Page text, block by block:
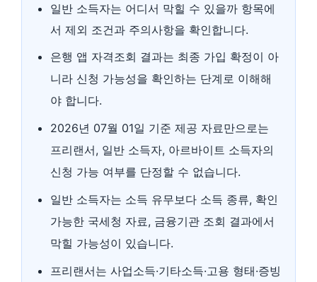
일반 소득자는 어디서 막힐 수 있을까 항목에
서 제외 조건과 주의사항을 확인합니다.
은행 앱 자격조회 결과는 최종 가입 확정이 아
니라 신청 가능성을 확인하는 단계로 이해해
야 합니다.
2026년 07월 01일 기준 제공 자료만으로는
프리랜서, 일반 소득자, 아르바이트 소득자의
신청 가능 여부를 단정할 수 없습니다.
일반 소득자는 소득 유무보다 소득 종류, 확인
가능한 국세청 자료, 금융기관 조회 결과에서
막힐 가능성이 있습니다.
프리랜서는 사업소득·기타소득·고용 형태·증빙